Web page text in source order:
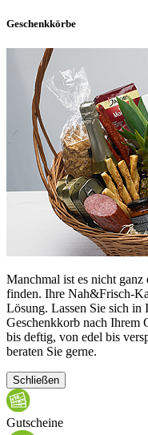
Geschenkkörbe
Manchmal ist es nicht ganz
finden. Ihre Nah&Frisch-
Lösung. Lassen Sie sich
Geschenkkorb nach Ihrem
bis deftig, von edel bis
beraten Sie gerne.
Schließen
Gutscheine